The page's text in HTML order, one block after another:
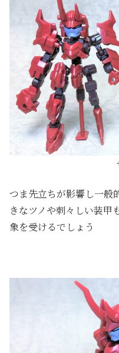
つま先立ちが影響し一般
きなツノや刺々しい装甲
象を受けるでしょう